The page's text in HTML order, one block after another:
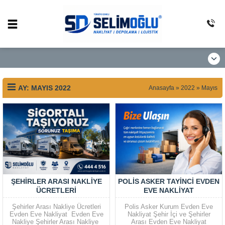
AY: MAYIS 2022 Anasayfa » 2022 » Mayıs
ŞEHIRLER ARASI NAKLIYE
ÜCRETLERI
Şehirler Arası Nakliye Ücretleri
Evden Eve Nakliyat Evden Eve
Nakliye Şehirler Arası Nakliye
POLIS ASKER TAYINCI EVDEN
EVE NAKLIYAT
Polis Asker Kurum Evden Eve
Nakliyat Şehir İçi ve Şehirler
Arası Evden Eve Nakliyat